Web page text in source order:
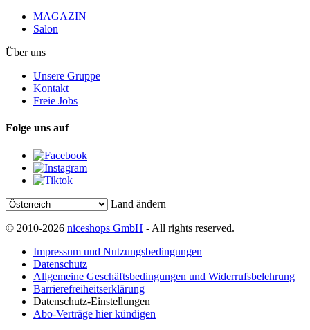
MAGAZIN
Salon
Über uns
Unsere Gruppe
Kontakt
Freie Jobs
Folge uns auf
Land ändern
© 2010-2026 niceshops GmbH - All rights reserved.
Impressum und Nutzungsbedingungen
Datenschutz
Allgemeine Geschäftsbedingungen und Widerrufsbelehrung
Barrierefreiheitserklärung
Datenschutz-Einstellungen
Abo-Verträge hier kündigen